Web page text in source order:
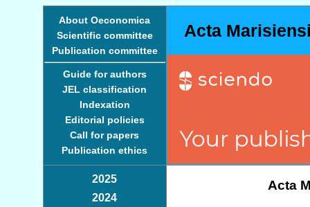
About Oeconomica
Scientific committee
Publication committee
Guide for authors
JEL classification
Indexation
Editorial policies
Call for papers
Publication ethics
Acta
2025
2024
Acta